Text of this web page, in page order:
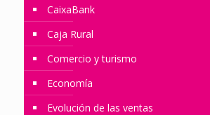
CaixaBank
Caja Rural
Comercio y turismo
Economía
Evolución de las ventas